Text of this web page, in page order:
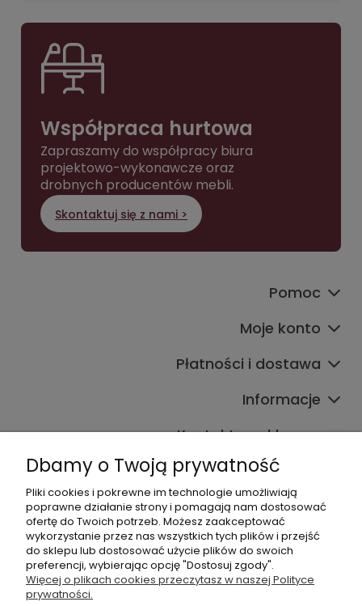
Współpraca hurtowa
Zapraszamy do współpracy biura
projektowo-wykonawcze oraz
drobnych producentów mebli.
Skontaktuj się z nami >
Pomoc
Moje konto
Płatności i dostawa
Informacje
Kontakt ze sklepem
Dane kontaktowe
603377506
sklep@komfort-biuro.pl
Nasz Facebook
Dbamy o Twoją prywatność
Pliki cookies i pokrewne im technologie umożliwiają
poprawne działanie strony i pomagają nam dostosować
ofertę do Twoich potrzeb. Możesz zaakceptować
wykorzystanie przez nas wszystkich tych plików i przejść
do sklepu lub dostosować użycie plików do swoich
preferencji, wybierając opcję "Dostosuj zgody".
Więcej o plikach cookies przeczytasz w naszej Polityce
prywatności.